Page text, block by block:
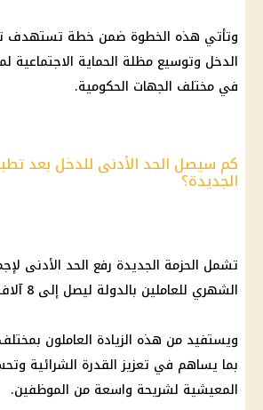
وتأتي هذه الخطوة ضمن خطة تستهدف
الدخل وتوسيع مظلة الحماية الاجتماعية
في مختلف الجهات الحكومية.
كم سيصل الحد الأدنى للدخل بعد
الجديدة؟
تشمل الحزمة الجديدة رفع الحد الأدنى
الشهري للعاملين بالدولة ليصل إلى 8 آلاف جنيه.
ويستفيد من هذه الزيادة العاملون
بما يساهم في تعزيز القدرة الشرائية
المعيشية لشريحة واسعة من الموظفين.